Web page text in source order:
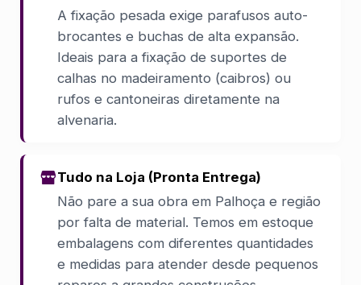
A fixação pesada exige parafusos auto-
brocantes e buchas de alta expansão.
Ideais para a fixação de suportes de
calhas no madeiramento (caibros) ou
rufos e cantoneiras diretamente na
alvenaria.
Tudo na Loja (Pronta Entrega)
Não pare a sua obra em Palhoça e região
por falta de material. Temos em estoque
embalagens com diferentes quantidades
e medidas para atender desde pequenos